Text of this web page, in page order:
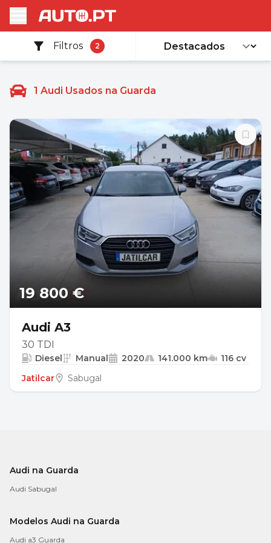
Filtros 2
1 Audi Usados na Guarda
19 800 €
Audi A3
30 TDI
Diesel Manual 2020 141.000 km
116 cv
Jatilcar
Sabugal
Audi na Guarda
Audi Sabugal
Modelos Audi na Guarda
Audi a3 Guarda